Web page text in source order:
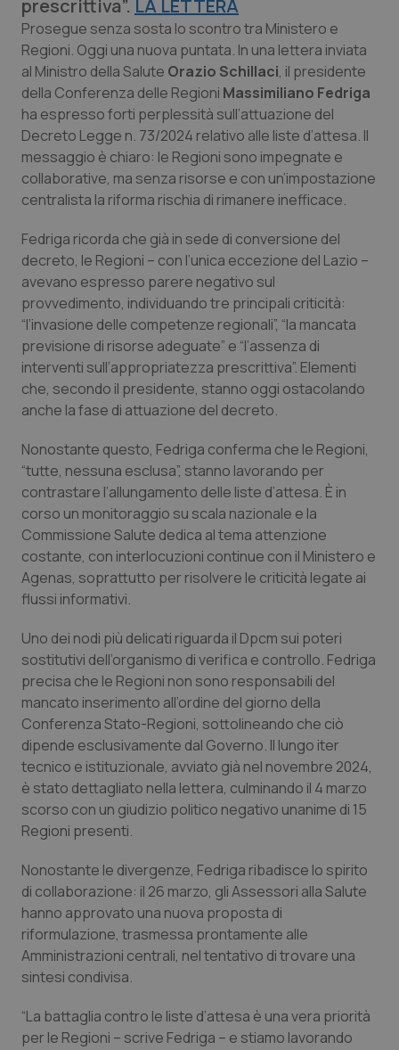
Friuli Venezia Giulia
Lazio
Liguria
Lombardia
Marche
Molise
Piemonte
Provincia Autonoma di Bolzano
Provincia Autonoma di Trento
Puglia
Sardegna
Sicilia
Toscana
Umbria
Valle D’Aosta
Veneto
Dermatite Atopica
Diabete & glucometri
Disturbi dell’umore
Dolore
Donna & Salute
Epatiti
HIV
Infezioni & Febbre
Ipertensione & Scompenso
Malattie rare
Malattia di Crohn & Rettocolite Ulcerosa
Neuroscienze & patologie neurodegenerative
Obesità
Oftalmologia
Oncodermatologia
Oncoematologia
Oncologia & Nutrizione
Psoriasi & pelle
Quotidiano Cardiologia
Quotidiano Chirurgia
Quotidiano Oncologia
Quotidiano Pediatria
Rene & patologie urogenitali
prescrittiva”. LA LETTERA
Prosegue senza sosta lo scontro tra Ministero e
Regioni. Oggi una nuova puntata. In una lettera inviata
al Ministro della Salute Orazio Schillaci, il presidente
della Conferenza delle Regioni Massimiliano Fedriga
ha espresso forti perplessità sull’attuazione del
Decreto Legge n. 73/2024 relativo alle liste d’attesa. Il
messaggio è chiaro: le Regioni sono impegnate e
collaborative, ma senza risorse e con un’impostazione
centralista la riforma rischia di rimanere inefficace.
Fedriga ricorda che già in sede di conversione del
decreto, le Regioni – con l’unica eccezione del Lazio –
avevano espresso parere negativo sul
provvedimento, individuando tre principali criticità:
“l’invasione delle competenze regionali”, “la mancata
previsione di risorse adeguate” e “l’assenza di
interventi sull’appropriatezza prescrittiva”. Elementi
che, secondo il presidente, stanno oggi ostacolando
anche la fase di attuazione del decreto.
Nonostante questo, Fedriga conferma che le Regioni,
“tutte, nessuna esclusa”, stanno lavorando per
contrastare l’allungamento delle liste d’attesa. È in
corso un monitoraggio su scala nazionale e la
Commissione Salute dedica al tema attenzione
costante, con interlocuzioni continue con il Ministero e
Agenas, soprattutto per risolvere le criticità legate ai
flussi informativi.
Uno dei nodi più delicati riguarda il Dpcm sui poteri
sostitutivi dell’organismo di verifica e controllo. Fedriga
precisa che le Regioni non sono responsabili del
mancato inserimento all’ordine del giorno della
Conferenza Stato-Regioni, sottolineando che ciò
dipende esclusivamente dal Governo. Il lungo iter
tecnico e istituzionale, avviato già nel novembre 2024,
è stato dettagliato nella lettera, culminando il 4 marzo
scorso con un giudizio politico negativo unanime di 15
Regioni presenti.
Nonostante le divergenze, Fedriga ribadisce lo spirito
di collaborazione: il 26 marzo, gli Assessori alla Salute
hanno approvato una nuova proposta di
riformulazione, trasmessa prontamente alle
Amministrazioni centrali, nel tentativo di trovare una
sintesi condivisa.
“La battaglia contro le liste d’attesa è una vera priorità
per le Regioni – scrive Fedriga – e stiamo lavorando